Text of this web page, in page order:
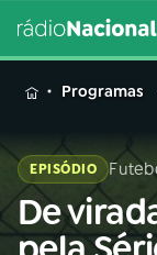
MENU
Buscar
na
Programas
EPISÓDIO
De